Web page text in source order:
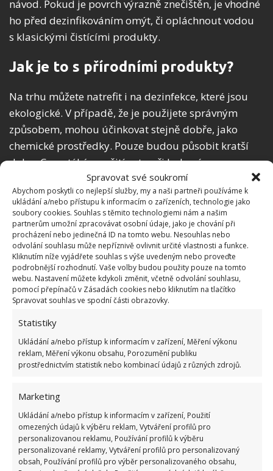
Spravovat své soukromí
Abychom poskytli co nejlepší služby, my a naši partneři používáme k
ukládání a/nebo přístupu k informacím o zařízeních, technologie jako
soubory cookies. Souhlas s těmito technologiemi nám a našim
partnerům umožní zpracovávat osobní údaje, jako je chování při
procházení nebo jedinečná ID na tomto webu. Nesouhlas nebo
odvolání souhlasu může nepříznivě ovlivnit určité vlastnosti a funkce.
Kliknutím níže vyjádřete souhlas s výše uvedeným nebo proveďte
podrobnější rozhodnutí. Vaše volby budou použity pouze na tomto
webu. Nastavení můžete kdykoli změnit, včetně odvolání souhlasu,
pomocí přepínačů v Zásadách cookies nebo kliknutím na tlačítko
Spravovat souhlas ve spodní části obrazovky.
Statistiky
Ukládání a/nebo přístup k informacím v zařízení, Měření výkonu
reklam, Měření výkonu obsahu, Porozumění publiku
prostřednictvím statistik nebo kombinací údajů z různých zdrojů.
Marketing
Ukládání a/nebo přístup k informacím v zařízení, Použití
omezených údajů k výběru reklam, Vytváření profilů pro
personalizovanou reklamu, Používání profilů k výběru
personalizované reklamy, Vytváření profilů pro personalizovaný
obsah, Používání profilů pro výběr personalizovaného obsahu,
návod. Pokud je povrch výrazně znečištěn, je vhodné
ho před dezinfikováním omýt, či opláchnout vodou
s klasickými čistícími produkty.
Jak je to s přírodními produkty?
Na trhu můžete natrefit i na dezinfekce, které jsou
ekologické. V případě, že je použijete správným
způsobem, mohou účinkovat stejně dobře, jako
chemické prostředky. Pouze budou působit kratší
dobu. Co se týká použití octa při hubení
mikroorganismů, lze říct, že působí jen částečně. Je
tedy poměrně slabým činidlem a nedokáže nahradit
certifikované dezinfekce.
Za jak dlouho dezinfekce působí a
lze ji použít i na tkaniny (plátěnou
sedačku či polštáře)?
Dezinfekční prostředky potřebují čas, než začnou
plně hubit mikroorganismy. Většina výrobců uvádí
dobu expozice kolem 4 minut. Proto po aplikaci na
povrchy nechte dezinfekci skutečně nejprve působit
místa, tudíž sedačku, ani polštáře účinně
sedačku očistit efektivním produktem k tomu
určeným.